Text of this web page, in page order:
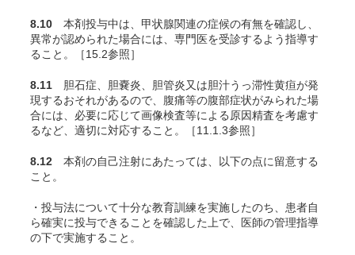
8.10 本剤投与中は、甲状腺関連の症候の有無を確認し、
異常が認められた場合には、専門医を受診するよう指導す
ること。［15.2参照］
8.11 胆石症、胆嚢炎、胆管炎又は胆汁うっ滞性黄疸が発
現するおそれがあるので、腹痛等の腹部症状がみられた場
合には、必要に応じて画像検査等による原因精査を考慮す
るなど、適切に対応すること。［11.1.3参照］
8.12 本剤の自己注射にあたっては、以下の点に留意する
こと。
・投与法について十分な教育訓練を実施したのち、患者自
ら確実に投与できることを確認した上で、医師の管理指導
の下で実施すること。